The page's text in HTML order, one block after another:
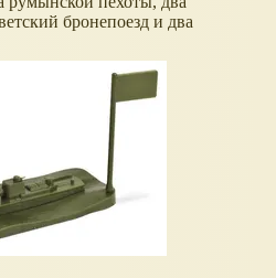
бронепоезд и два